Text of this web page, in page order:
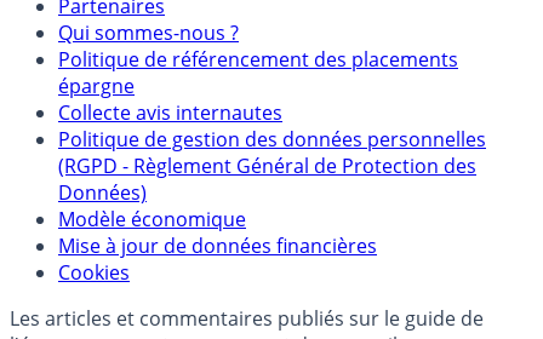
Mentions légales et Conditions d’utilisation
Partenaires
Qui sommes-nous ?
Politique de référencement des placements
épargne
Collecte avis internautes
Politique de gestion des données personnelles
(RGPD - Règlement Général de Protection des
Données)
Modèle économique
Mise à jour de données financières
Cookies